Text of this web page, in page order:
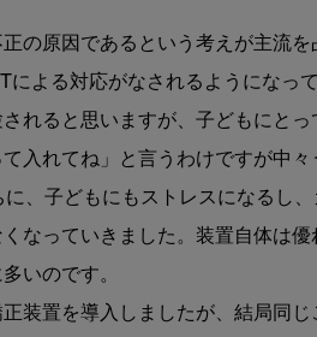
の原因であるという考えが主流
よる対応がなされるようになっ
れると思いますが、子どもにと
入れてね」と言うわけですが中
、子どもにもストレスになるし
なっていきました。装置自体は
いのです。
装置を導入しましたが、結局同